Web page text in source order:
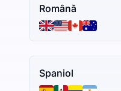
Română
Spaniol